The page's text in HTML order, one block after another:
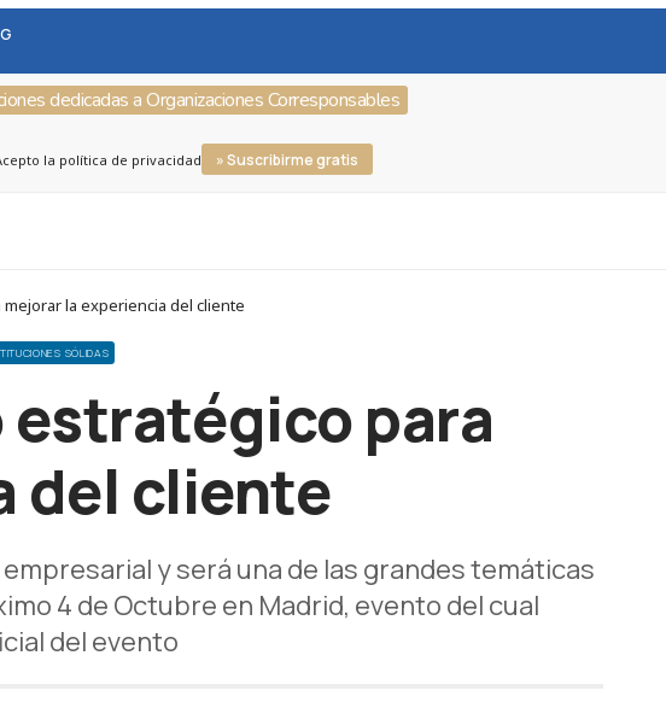
dedicadas a Organizaciones Corresponsables
la política de privacidad » Suscribirme gratis
la experiencia del cliente
SÓLIDAS
para
del cliente
y será una de las grandes temáticas
4 de Octubre en Madrid, evento del cual
del evento